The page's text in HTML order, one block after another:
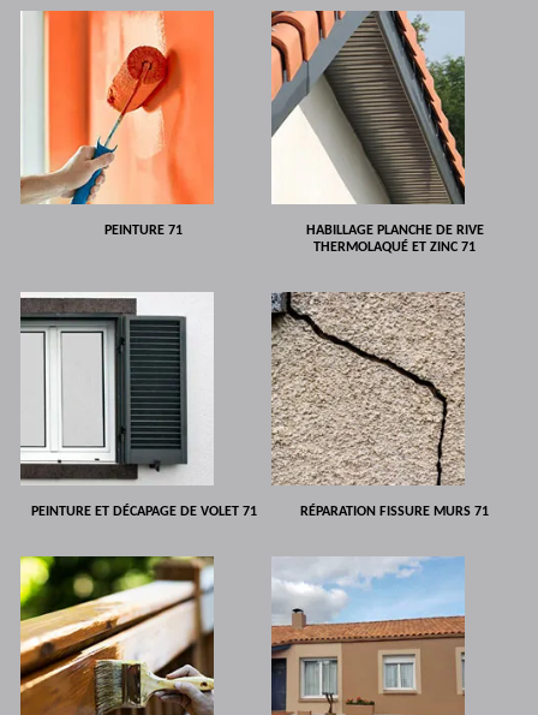
PEINTURE 71
HABILLAGE PLANCHE DE RIVE
THERMOLAQUÉ ET ZINC 71
PEINTURE ET DÉCAPAGE DE VOLET 71 RÉPARATION FISSURE MURS 71